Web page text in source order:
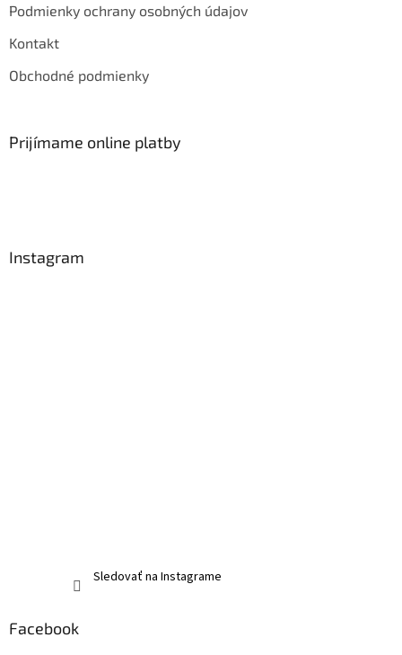
Podmienky ochrany osobných údajov
Kontakt
Obchodné podmienky
Prijímame online platby
Instagram
Sledovať na Instagrame
Facebook